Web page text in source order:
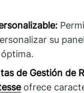
su
de Gestión de
ofrece